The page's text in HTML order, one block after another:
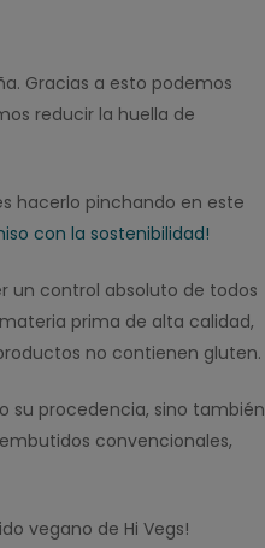
Gracias a esto podemos
reducir la huella de
hacerlo pinchando en este
con la sostenibilidad!
un control absoluto de todos
prima de alta calidad,
no contienen gluten.
su procedencia, sino también
convencionales,
vegano de Hi Vegs!